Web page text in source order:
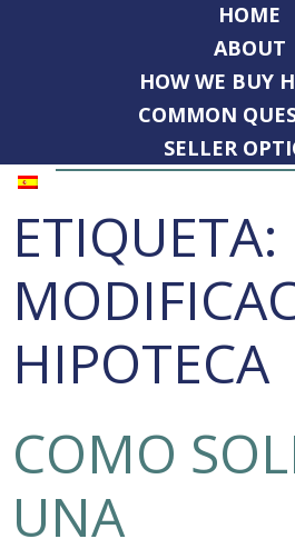
HOME
ABOUT
HOW WE BUY
COMMON
SELLER
ETIQUETA:
HIPOTECA
COMO
UNA